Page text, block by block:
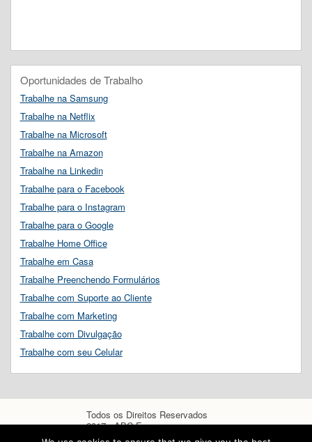
Oportunidades de Trabalho
Trabalhe na Samsung
Trabalhe na Netflix
Trabalhe na Microsoft
Trabalhe na Amazon
Trabalhe na Linkedin
Trabalhe para o Facebook
Trabalhe para o Instagram
Trabalhe para o Google
Trabalhe Home Office
Trabalhe em Casa
Trabalhe Preenchendo Formulários
Trabalhe com Suporte ao Cliente
Trabalhe com Marketing
Trabalhe com Divulgação
Trabalhe com seu Celular
Todos os Direitos Reservados
2017 - ABC Empregos